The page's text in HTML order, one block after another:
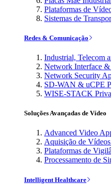
Plataformas de
Sistemas de
Redes & Comunicação
Industrial, Telecom
Network Interface
Network Security
SD-WAN & uCPE
WISE-STACK
Soluções Avançadas de Vídeo
Advanced Video
Aquisição de
Plataformas de
Processamento de
Intelligent Healthcare